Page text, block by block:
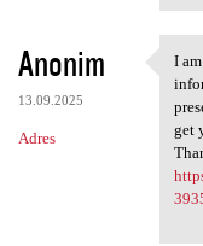
Anonim
13.09.2025
Adres
I
I
get